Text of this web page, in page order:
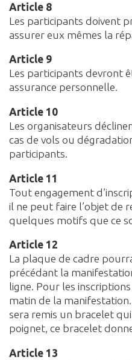
Article 8
Les participants doivent
assurer eux mêmes la
Article 9
Les participants devront
assurance personnelle.
Article 10
Les organisateurs
cas de vols ou
participants.
Article 11
Tout engagement
il ne peut faire l’objet de
quelques motifs que ce
Article 12
La plaque de cadre
précédant la
ligne. Pour les
matin de la
sera remis un bracelet
poignet, ce bracelet
Article 13